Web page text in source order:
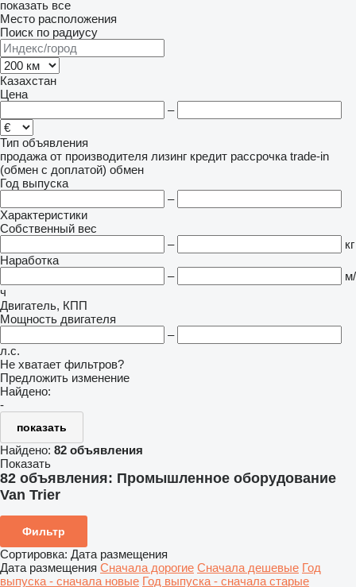
показать все
Место расположения
Поиск по радиусу
Казахстан
Цена
–
Тип объявления
продажа от производителя лизинг кредит рассрочка trade-in
(обмен с доплатой) обмен
Год выпуска
–
Характеристики
Собственный вес
–
кг
Наработка
–
м/
ч
Двигатель, КПП
Мощность двигателя
–
л.с.
Не хватает фильтров?
Предложить изменение
Найдено:
-
показать
Найдено: 82 объявления
Показать
82 объявления: Промышленное оборудование
Van Trier
Фильтр
Сортировка: Дата размещения
Дата размещения Сначала дорогие Сначала дешевые Год
выпуска - сначала новые Год выпуска - сначала старые